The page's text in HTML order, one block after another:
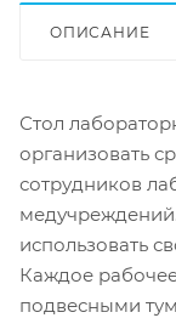
ОПИСАНИЕ
Стол
организовать
сотрудников
использовать
Каждое
подвесными